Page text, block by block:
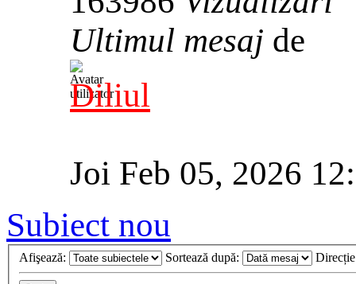
Ultimul mesaj de
Diliul
Joi Feb 05, 2026
Subiect nou
Afişează: Sortează după: